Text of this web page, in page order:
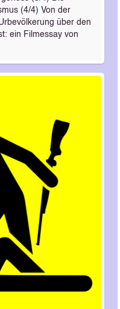
(4/4) Von der
über den
ein Filmessay von